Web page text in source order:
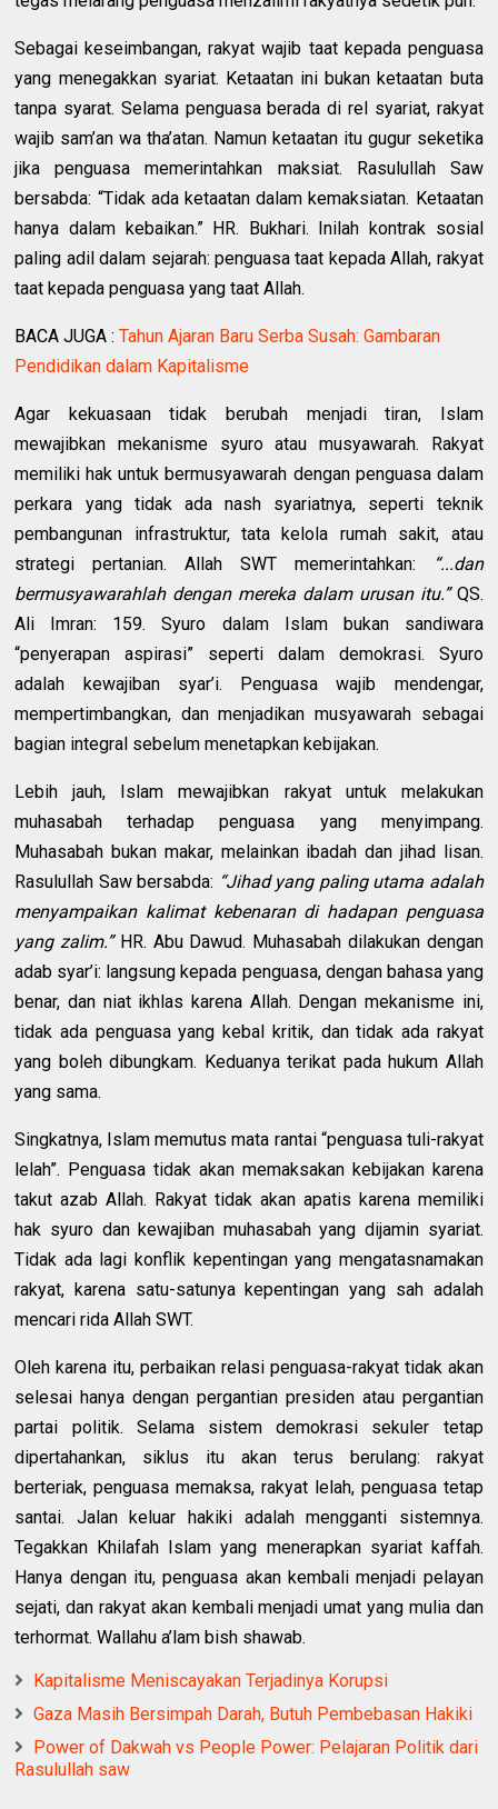
Sebagai keseimbangan, rakyat wajib taat kepada penguasa
yang menegakkan syariat. Ketaatan ini bukan ketaatan buta
tanpa syarat. Selama penguasa berada di rel syariat, rakyat
wajib sam’an wa tha’atan. Namun ketaatan itu gugur seketika
jika penguasa memerintahkan maksiat. Rasulullah Saw
bersabda: “Tidak ada ketaatan dalam kemaksiatan. Ketaatan
hanya dalam kebaikan.” HR. Bukhari. Inilah kontrak sosial
paling adil dalam sejarah: penguasa taat kepada Allah, rakyat
taat kepada penguasa yang taat Allah.
BACA JUGA :Tahun Ajaran Baru Serba Susah: Gambaran
Pendidikan dalam Kapitalisme
Agar kekuasaan tidak berubah menjadi tiran, Islam
mewajibkan mekanisme syuro atau musyawarah. Rakyat
memiliki hak untuk bermusyawarah dengan penguasa dalam
perkara yang tidak ada nash syariatnya, seperti teknik
pembangunan infrastruktur, tata kelola rumah sakit, atau
strategi pertanian. Allah SWT memerintahkan: “...dan
bermusyawarahlah dengan mereka dalam urusan itu.”QS.
Ali Imran: 159. Syuro dalam Islam bukan sandiwara
“penyerapan aspirasi” seperti dalam demokrasi. Syuro
adalah kewajiban syar’i. Penguasa wajib mendengar,
mempertimbangkan, dan menjadikan musyawarah sebagai
bagian integral sebelum menetapkan kebijakan.
Lebih jauh, Islam mewajibkan rakyat untuk melakukan
muhasabah terhadap penguasa yang menyimpang.
Muhasabah bukan makar, melainkan ibadah dan jihad lisan.
Rasulullah Saw bersabda: “Jihad yang paling utama adalah
menyampaikan kalimat kebenaran di hadapan penguasa
yang zalim.”HR. Abu Dawud. Muhasabah dilakukan dengan
adab syar’i: langsung kepada penguasa, dengan bahasa yang
benar, dan niat ikhlas karena Allah. Dengan mekanisme ini,
tidak ada penguasa yang kebal kritik, dan tidak ada rakyat
yang boleh dibungkam. Keduanya terikat pada hukum Allah
yang sama.
Singkatnya, Islam memutus mata rantai “penguasa tuli-rakyat
lelah”. Penguasa tidak akan memaksakan kebijakan karena
takut azab Allah. Rakyat tidak akan apatis karena memiliki
hak syuro dan kewajiban muhasabah yang dijamin syariat.
Tidak ada lagi konflik kepentingan yang mengatasnamakan
rakyat, karena satu-satunya kepentingan yang sah adalah
mencari rida Allah SWT.
Oleh karena itu, perbaikan relasi penguasa-rakyat tidak akan
selesai hanya dengan pergantian presiden atau pergantian
partai politik. Selama sistem demokrasi sekuler tetap
dipertahankan, siklus itu akan terus berulang: rakyat
berteriak, penguasa memaksa, rakyat lelah, penguasa tetap
santai. Jalan keluar hakiki adalah mengganti sistemnya.
Tegakkan Khilafah Islam yang menerapkan syariat kaffah.
Hanya dengan itu, penguasa akan kembali menjadi pelayan
sejati, dan rakyat akan kembali menjadi umat yang mulia dan
terhormat. Wallahu a’lam bish shawab.
Kapitalisme Meniscayakan Terjadinya Korupsi
Gaza Masih Bersimpah Darah, Butuh Pembebasan Hakiki
Power of Dakwah vs People Power: Pelajaran Politik dari
Rasulullah saw